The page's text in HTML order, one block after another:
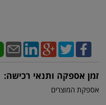
זמן אספקה ותנאי רכישה:
אספקת המוצרים